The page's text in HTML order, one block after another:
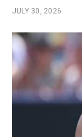
JULY 30, 2026